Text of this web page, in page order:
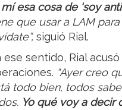
esa cosa de ‘soy
que usar a LAM
siguió Rial.
ese sentido, Rial
“Ayer creo
todo bien, todos
Yo qué voy a decir